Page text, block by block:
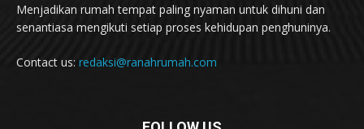
Menjadikan rumah tempat paling nyaman untuk dihuni dan
senantiasa mengikuti setiap proses kehidupan penghuninya.
Contact us: redaksi@ranahrumah.com